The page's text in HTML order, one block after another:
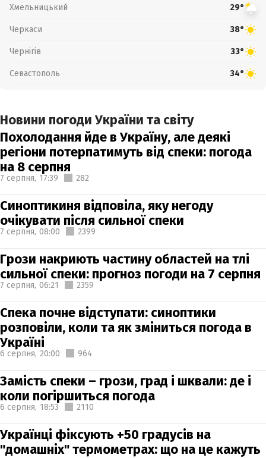
Хмельницький 29°
Черкаси 38°
Чернігів 33°
Севастополь 34°
Новини погоди України та світу
Похолодання йде в Україну, але деякі
регіони потерпатимуть від спеки: погода
на 8 серпня
7 серпня, 17:39 282
Синоптикиня відповіла, яку негоду
очікувати після сильної спеки
7 серпня, 08:00 2399
Грози накриють частину областей на тлі
сильної спеки: прогноз погоди на 7 серпня
7 серпня, 06:21 2359
Спека почне відступати: синоптики
розповіли, коли та як зміниться погода в
Україні
6 серпня, 20:00 964
Замість спеки – грози, град і шквали: де і
коли погіршиться погода
6 серпня, 18:53 2110
Українці фіксують +50 градусів на
"домашніх" термометрах: що на це кажуть